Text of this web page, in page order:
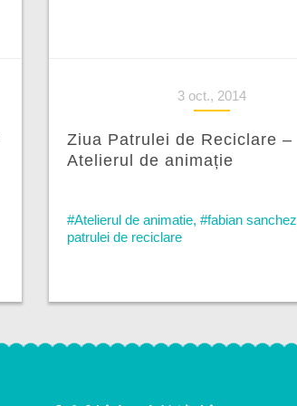
3 oct., 2014
Ziua Patrulei de Reciclare –
Atelierul de animație
#Atelierul de animatie, #fabian sanchez
patrulei de reciclare